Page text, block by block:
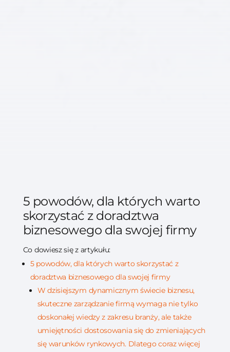
5 powodów, dla których warto
skorzystać z doradztwa
biznesowego dla swojej firmy
Co dowiesz się z artykułu:
5 powodów, dla których warto skorzystać z
doradztwa biznesowego dla swojej firmy
W dzisiejszym dynamicznym świecie biznesu,
skuteczne zarządzanie firmą wymaga nie tylko
doskonałej wiedzy z zakresu branży, ale także
umiejętności dostosowania się do zmieniających
się warunków rynkowych. Dlatego coraz więcej